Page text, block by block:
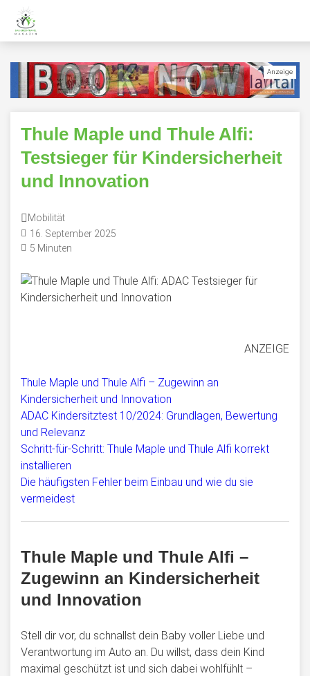
Thule Maple und Thule Alfi:
Testsieger für Kindersicherheit
und Innovation
Mobilität
16. September 2025
5 Minuten
ANZEIGE
Thule Maple und Thule Alfi – Zugewinn an
Kindersicherheit und Innovation
ADAC Kindersitztest 10/2024: Grundlagen, Bewertung
und Relevanz
Schritt-für-Schritt: Thule Maple und Thule Alfi korrekt
installieren
Die häufigsten Fehler beim Einbau und wie du sie
vermeidest
Thule Maple und Thule Alfi –
Zugewinn an Kindersicherheit
und Innovation
Stell dir vor, du schnallst dein Baby voller Liebe und
Verantwortung im Auto an. Du willst, dass dein Kind
maximal geschützt ist und sich dabei wohlfühlt –